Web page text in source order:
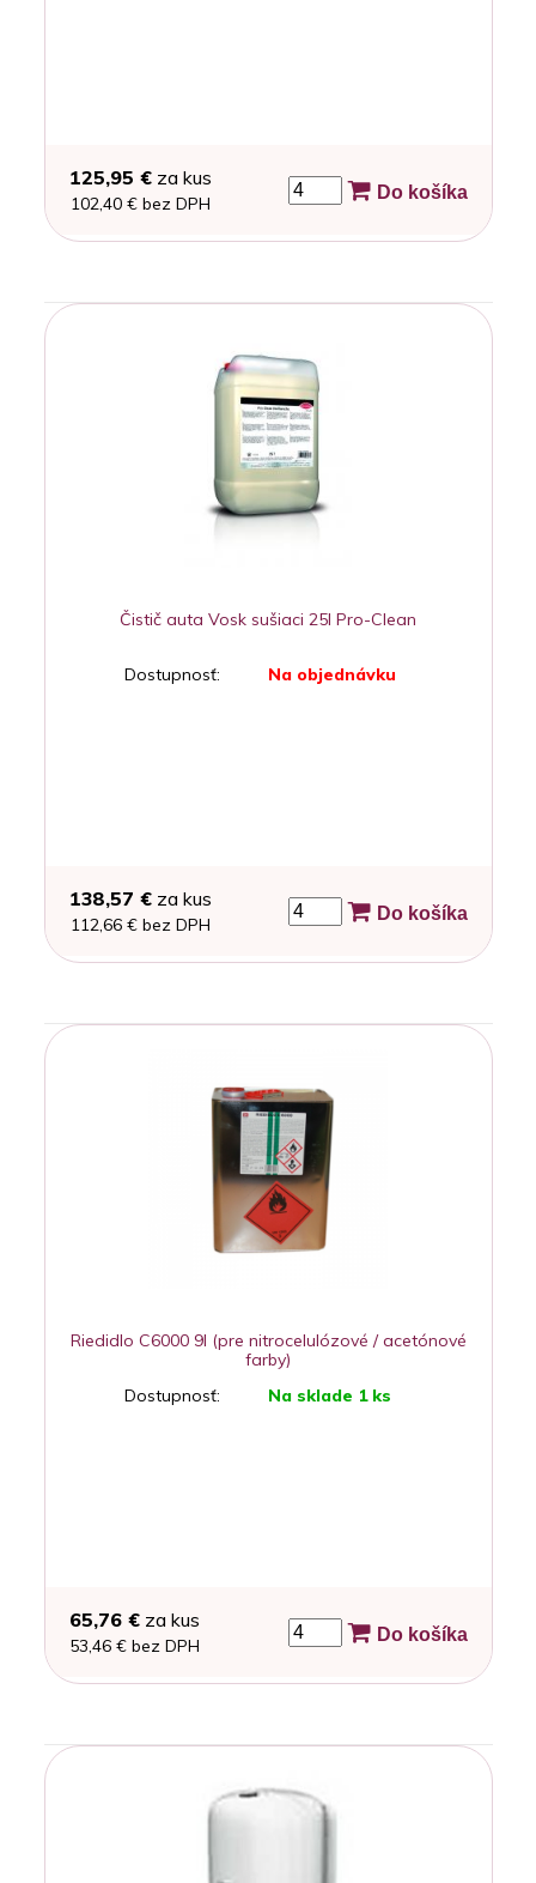
125,95 €za kus
102,40 € bez DPH
Do košíka
Čistič auta Vosk sušiaci 25l Pro-Clean
Dostupnosť: Na objednávku
138,57 €za kus
112,66 € bez DPH
Do košíka
Riedidlo C6000 9l (pre nitrocelulózové / acetónové
farby)
Dostupnosť:
Na sklade 1 ks
65,76 €za kus
53,46 € bez DPH
Do košíka